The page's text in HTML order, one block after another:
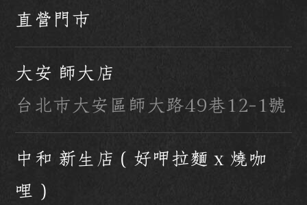
直營門市
大安 師大店
台北市大安區師大路49巷12-1號
中和 新生店（好呷拉麵 x 燒咖
哩）